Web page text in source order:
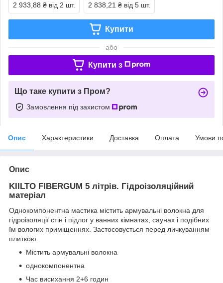
2 933,88 ₴ від 2 шт. 2 838,21 ₴ від 5 шт.
Купити
або
Купити з
Що таке купити з Пром?
Замовлення під захистом
Опис Характеристики Доставка Оплата Умови
Опис
KIILTO FIBERGUM 5 літрів. Гідроізоляційний
матеріал
Однокомпонентна мастика містить армувальні волокна для
гідроізоляції стін і підлог у ванних кімнатах, саунах і подібних
їм вологих приміщеннях. Застосовується перед личкуванням
плиткою.
Містить армувальні волокна
однокомпонентна
Час висихання 2+6 годин